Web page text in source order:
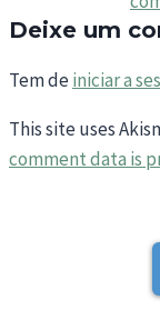
Deixe um
Tem deiniciar a
This site uses
comment data is